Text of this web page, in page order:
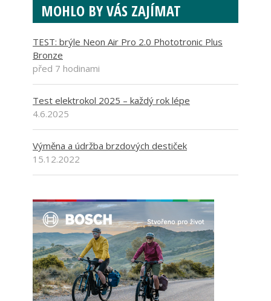
MOHLO BY VÁS ZAJÍMAT
TEST: brýle Neon Air Pro 2.0 Phototronic Plus
Bronze
před 7 hodinami
Test elektrokol 2025 – každý rok lépe
4.6.2025
Výměna a údržba brzdových destiček
15.12.2022